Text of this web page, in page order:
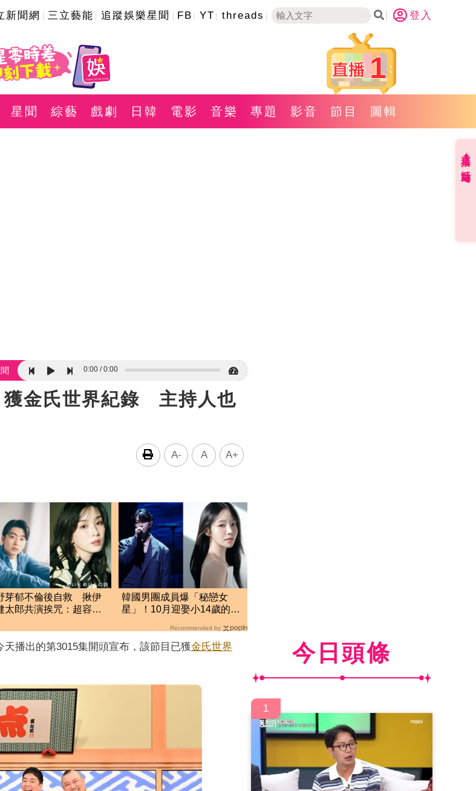
新聞網 三立藝能 追蹤娛樂星聞 FB YT threads 登入
1
星聞 綜藝 戲劇 日韓 電影 音樂 專題 影音 節目 圖輯
0:00 0:00
獲金氏世界紀錄 主持人也
A- A A+
芽郁不倫後自救 揪伊
太郎共演挨咒：超容易
韓國男團成員爆「秘戀女
星」！10月迎娶小14歲的
Recommended by
天播出的第3015集開頭宣布，該節目已獲金氏世界
今日頭條
1
直播✦活動